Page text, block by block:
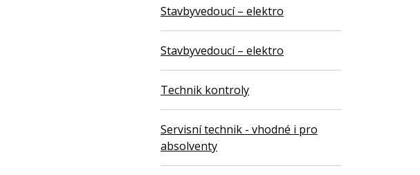
Stavbyvedoucí – elektro
Stavbyvedoucí – elektro
Technik kontroly
Servisní technik - vhodné i pro
absolventy